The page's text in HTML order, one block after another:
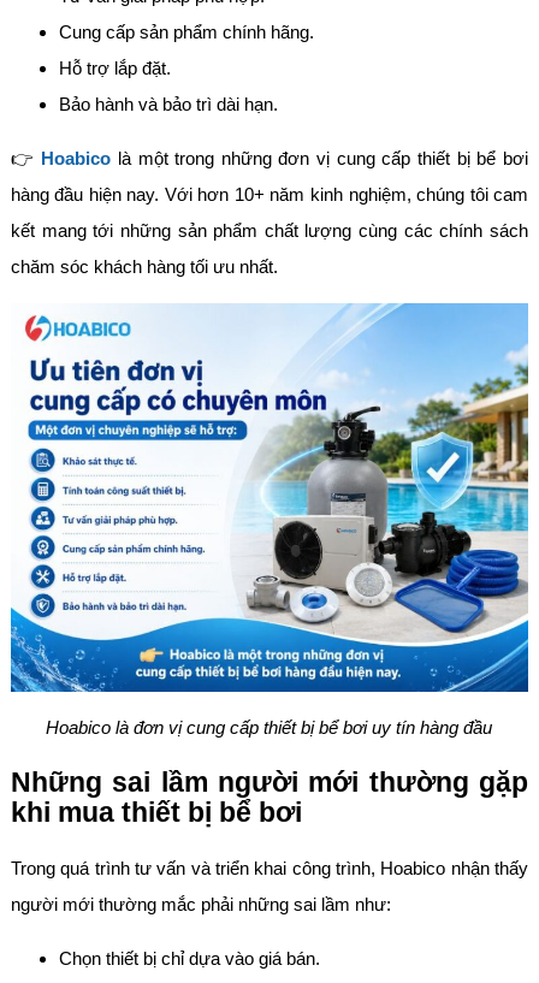
Cung cấp sản phẩm chính hãng.
Hỗ trợ lắp đặt.
Bảo hành và bảo trì dài hạn.
👉 Hoabico là một trong những đơn vị cung cấp thiết bị bể bơi
hàng đầu hiện nay. Với hơn 10+ năm kinh nghiệm, chúng tôi cam
kết mang tới những sản phẩm chất lượng cùng các chính sách
chăm sóc khách hàng tối ưu nhất.
Hoabico là đơn vị cung cấp thiết bị bể bơi uy tín hàng đầu
Những sai lầm người mới thường gặp
khi mua thiết bị bể bơi
Trong quá trình tư vấn và triển khai công trình, Hoabico nhận thấy
người mới thường mắc phải những sai lầm như:
Chọn thiết bị chỉ dựa vào giá bán.